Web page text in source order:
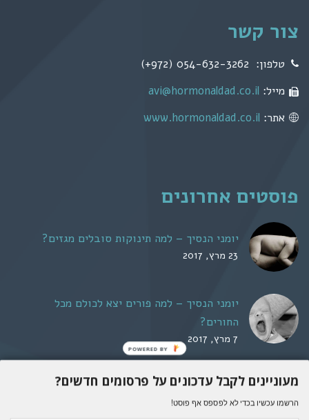
צור קשר
טלפון: 054-632-3262 (972+)
מייל: avi@hormonaldad.co.il
אתר: www.hormonaldad.co.il
פוסטים אחרונים
יומני הנסיך – למה תינוקות סובלים מגזים?
23 מרץ, 2017
יומני הנסיך – למה פורים יצא לכולם מכל
החורים?
7 מרץ, 2017
אבא הורמונלי © 2016. כל הזכויות שמורות. אין להעתיק,
מעוניינים לקבל עדכונים על פרסומים חדשים?
הרשמו עכשיו בכדי לא לפספס אף פוסט!
POWERED BY